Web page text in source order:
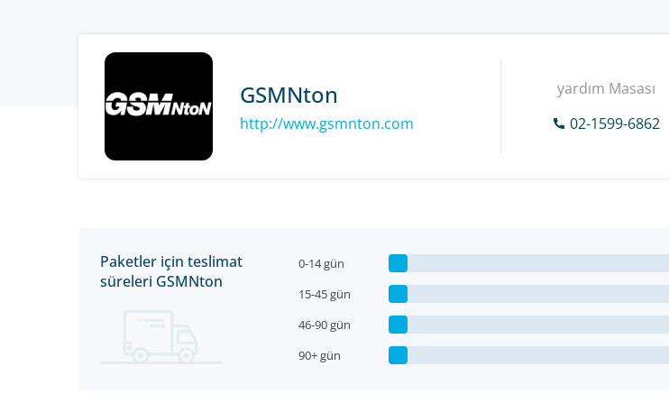
GSMNton
http://www.gsmnton.com
yardım Masası
02-1599-6862
Paketler için teslimat
süreleri GSMNton
0-14 gün
15-45 gün
46-90 gün
90+ gün